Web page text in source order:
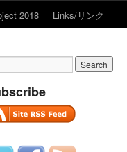
2018 Links/リンク